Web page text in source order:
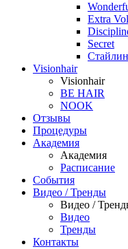
Extra
Secret
Visionhair
Visionhair
BE HAIR
NOOK
Отзывы
Процедуры
Академия
Академия
Расписание
События
Видео / Тренды
Видео /
Видео
Тренды
Контакты